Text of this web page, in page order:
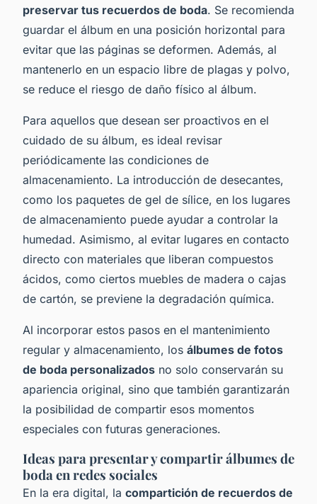
preservar tus recuerdos de boda. Se recomienda
guardar el álbum en una posición horizontal para
evitar que las páginas se deformen. Además, al
mantenerlo en un espacio libre de plagas y polvo,
se reduce el riesgo de daño físico al álbum.
Para aquellos que desean ser proactivos en el
cuidado de su álbum, es ideal revisar
periódicamente las condiciones de
almacenamiento. La introducción de desecantes,
como los paquetes de gel de sílice, en los lugares
de almacenamiento puede ayudar a controlar la
humedad. Asimismo, al evitar lugares en contacto
directo con materiales que liberan compuestos
ácidos, como ciertos muebles de madera o cajas
de cartón, se previene la degradación química.
Al incorporar estos pasos en el mantenimiento
regular y almacenamiento, los álbumes de fotos
de boda personalizados no solo conservarán su
apariencia original, sino que también garantizarán
la posibilidad de compartir esos momentos
especiales con futuras generaciones.
Ideas para presentar y compartir álbumes de
boda en redes sociales
En la era digital, la compartición de recuerdos de